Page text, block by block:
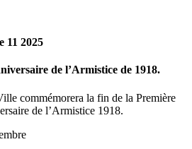
11 2025
de l’Armistice de 1918.
commémorera la fin de la Première
de l’Armistice 1918.